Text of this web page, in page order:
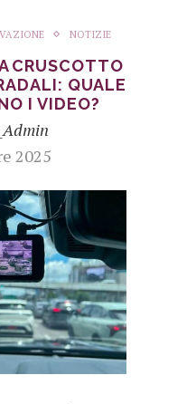
NOTIZIE
CRUSCOTTO
QUALE
I VIDEO?
2025